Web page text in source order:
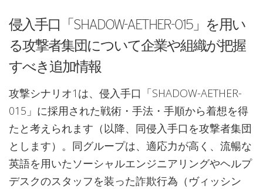
侵入手口「SHADOW-AETHER-015」を用い
る攻撃者集団について企業や組織が把握
すべき追加情報
攻撃シナリオ1は、侵入手口「SHADOW-AETHER-
015」に採用された戦術・手法・手順から着想を得
たと考えられます（以降、同侵入手口を攻撃者集団
とします）。同グループは、適応力が高く、流暢な
英語を用いたソーシャルエンジニアリングやヘルプ
デスクのスタッフを装った詐欺行為（ヴィッシン